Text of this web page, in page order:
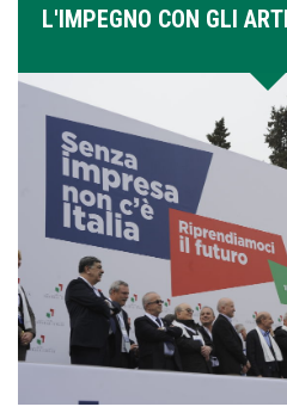
L'IMPEGNO CON GLI